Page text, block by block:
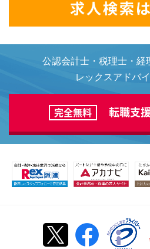
公認会計士・税理士・経
レックスアドバ
完全無料 転職支